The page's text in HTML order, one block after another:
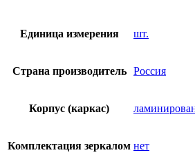
Единица измерения шт.
Страна производитель Россия
Корпус (каркас)
Комплектация зеркалом нет